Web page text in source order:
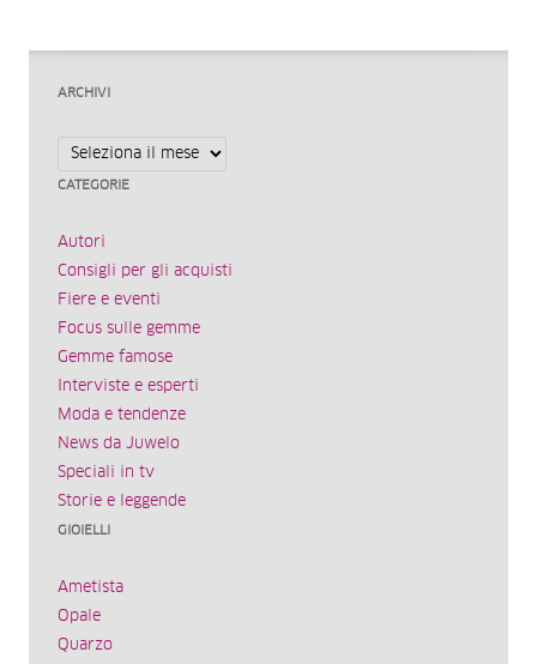
ARCHIVI
Archivi
CATEGORIE
Autori
Consigli per gli acquisti
Fiere e eventi
Focus sulle gemme
Gemme famose
Interviste e esperti
Moda e tendenze
News da Juwelo
Speciali in tv
Storie e leggende
GIOIELLI
Ametista
Opale
Quarzo